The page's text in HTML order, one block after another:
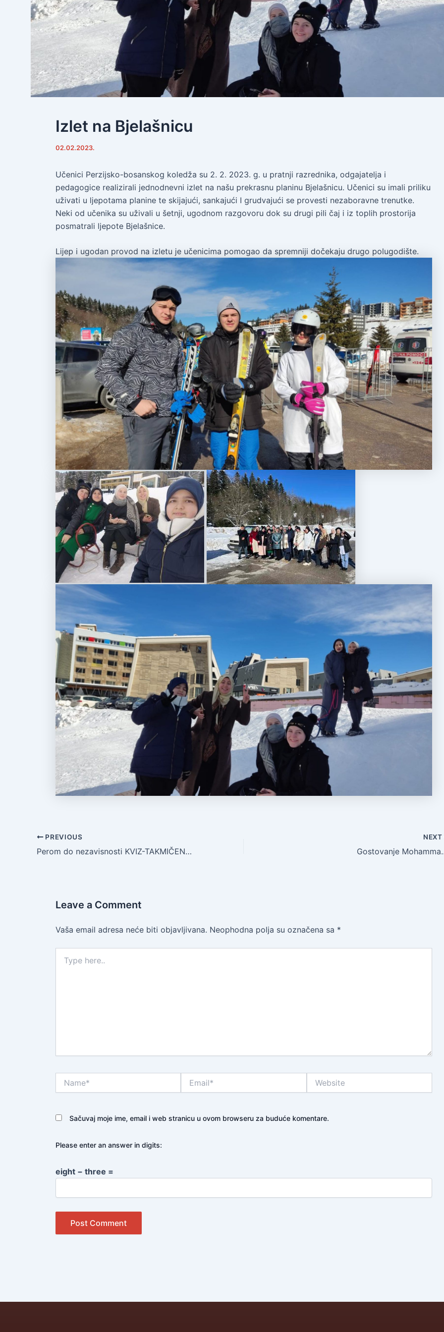
Izlet na Bjelašnicu
02.02.2023.
Učenici Perzijsko-bosanskog koledža su 2. 2. 2023. g. u pratnji razrednika, odgajatelja i
pedagogice realizirali jednodnevni izlet na našu prekrasnu planinu Bjelašnicu. Učenici su imali priliku
uživati u ljepotama planine te skijajući, sankajući I grudvajući se provesti nezaboravne trenutke.
Neki od učenika su uživali u šetnji, ugodnom razgovoru dok su drugi pili čaj i iz toplih prostorija
posmatrali ljepote Bjelašnice.
Lijep i ugodan provod na izletu je učenicima pomogao da spremniji dočekaju drugo polugodište.
PREVIOUS
Perom do nezavisnosti KVIZ-TAKMIČENJE
NEXT
Gostovanje
Leave a Comment
Vaša email adresa neće biti objavljivana. Neophodna polja su označena sa *
here..
Sačuvaj moje ime, email i web stranicu u ovom browseru za buduće komentare.
Please enter an answer in digits:
eight − three =